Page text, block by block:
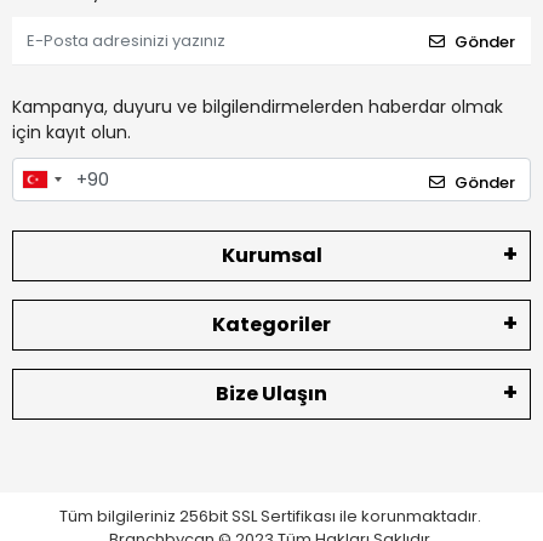
Gönder
Kampanya, duyuru ve bilgilendirmelerden haberdar olmak
için kayıt olun.
Gönder
Kurumsal
Kategoriler
Bize Ulaşın
Tüm bilgileriniz 256bit SSL Sertifikası ile korunmaktadır.